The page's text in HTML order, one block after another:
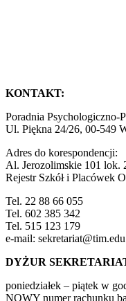
KONTAKT:
Poradnia Psychologiczno-
Ul. Piękna 24/26, 00-549
Adres do korespondencji:
Al. Jerozolimskie 101 lok.
Rejestr Szkół i Placówek
Tel. 22 88 66 055
Tel. 602 385 342
Tel. 515 123 179
e-mail:
DYŻUR
poniedziałek – piątek w
NOWY numer rachunku